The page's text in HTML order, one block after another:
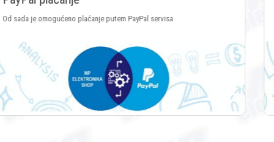
Plaćanje putem svih vrsta Crypto valuta